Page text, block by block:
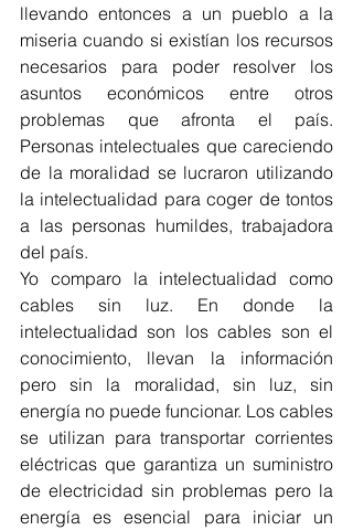
llevando entonces a un pueblo a la
miseria cuando si existían los recursos
necesarios para poder resolver los
asuntos económicos entre otros
problemas que afronta el país.
Personas intelectuales que careciendo
de la moralidad se lucraron utilizando
la intelectualidad para coger de tontos
a las personas humildes, trabajadora
del país.
Yo comparo la intelectualidad como
cables sin luz. En donde la
intelectualidad son los cables son el
conocimiento, llevan la información
pero sin la moralidad, sin luz, sin
energía no puede funcionar. Los cables
se utilizan para transportar corrientes
eléctricas que garantiza un suministro
de electricidad sin problemas pero la
energía es esencial para iniciar un